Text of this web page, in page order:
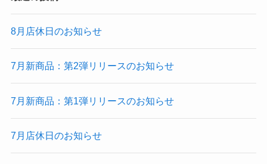
8月店休日のお知らせ
7月新商品：第2弾リリースのお知らせ
7月新商品：第1弾リリースのお知らせ
7月店休日のお知らせ